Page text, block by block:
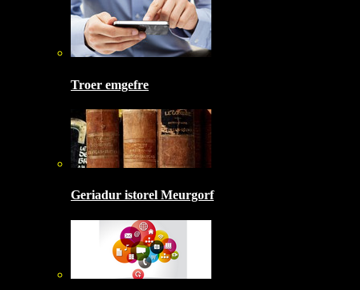
Troer emgefre
Geriadur istorel Meurgorf